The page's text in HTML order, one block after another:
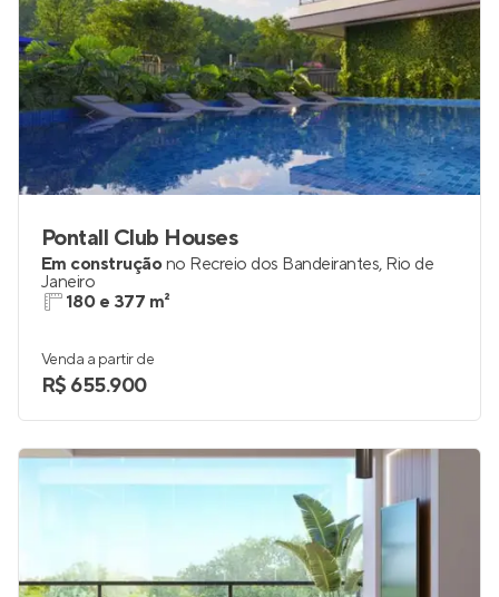
Pontall Club Houses
Em construçãono Recreio dos Bandeirantes, Rio de
Janeiro
180 e 377 m²
Venda a partir de
R$ 655.900